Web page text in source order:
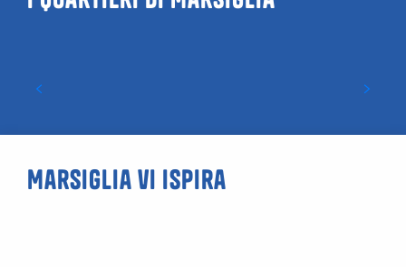
Marsiglia vi ispira